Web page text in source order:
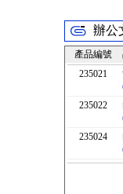
辦公
產品編號
235021
235022
235024